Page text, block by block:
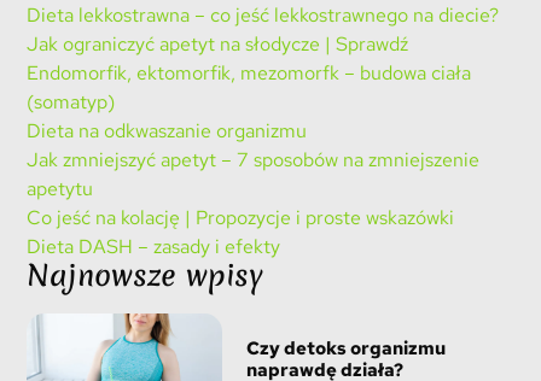
Dieta lekkostrawna – co jeść lekkostrawnego na diecie?
Jak ograniczyć apetyt na słodycze | Sprawdź
Endomorfik, ektomorfik, mezomorfk – budowa ciała
(somatyp)
Dieta na odkwaszanie organizmu
Jak zmniejszyć apetyt – 7 sposobów na zmniejszenie
apetytu
Co jeść na kolację | Propozycje i proste wskazówki
Dieta DASH – zasady i efekty
Najnowsze wpisy
Czy detoks organizmu
naprawdę działa?